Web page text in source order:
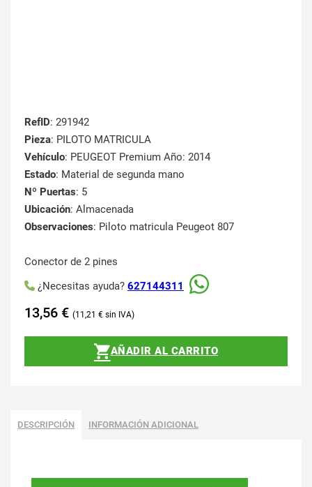
RefID: 291942
Pieza: PILOTO MATRICULA
Vehículo: PEUGEOT Premium Año: 2014
Estado: Material de segunda mano
Nº Puertas: 5
Ubicación: Almacenada
Observaciones: Piloto matricula Peugeot 807
Conector de 2 pines
¿Necesitas ayuda? 627144311
13,56 € 11,21 €
AÑADIR AL CARRITO
DESCRIPCIÓN INFORMACIÓN ADICIONAL